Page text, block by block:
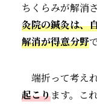
ちくらみが解消
灸院の鍼灸は、
解消が得意分野
端折って考えれ
起こります。こ